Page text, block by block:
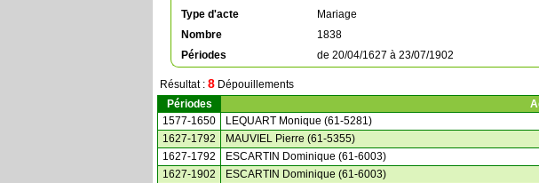
Type d'acte
Mariage
Nombre
1838
Périodes
de 20/04/1627 à 23/07/1902
Résultat : 8 Dépouillements
Périodes
1577-1650
LEQUART Monique (61-5281)
1627-1792
MAUVIEL Pierre (61-5355)
1627-1792
ESCARTIN Dominique (61-6003)
1627-1902
ESCARTIN Dominique (61-6003)